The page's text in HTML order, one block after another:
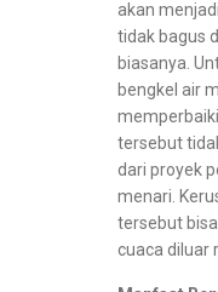
akan
tidak bagus
biasanya.
bengkel air
tersebut
dari proyek
menari.
tersebut
cuaca diluar